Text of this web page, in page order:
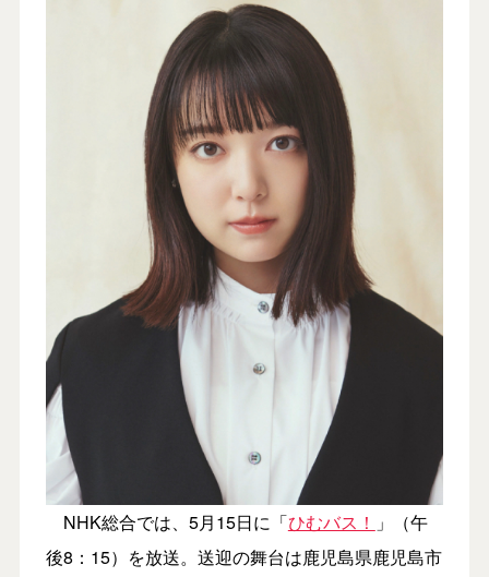
NHK総合では、5月15日に「ひむバス！ 」（午
後8：15）を放送。送迎の舞台は鹿児島県鹿児島市